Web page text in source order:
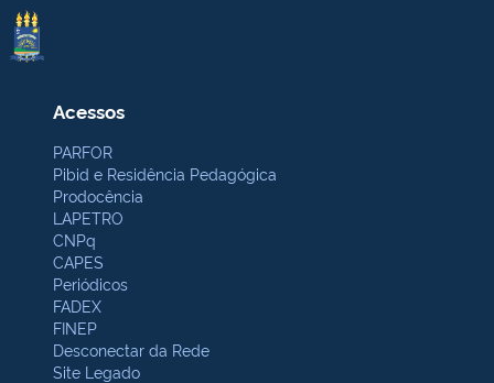
Acessos
PARFOR
Pibid e Residência Pedagógica
Prodocência
LAPETRO
CNPq
CAPES
Periódicos
FADEX
FINEP
Desconectar da Rede
Site Legado